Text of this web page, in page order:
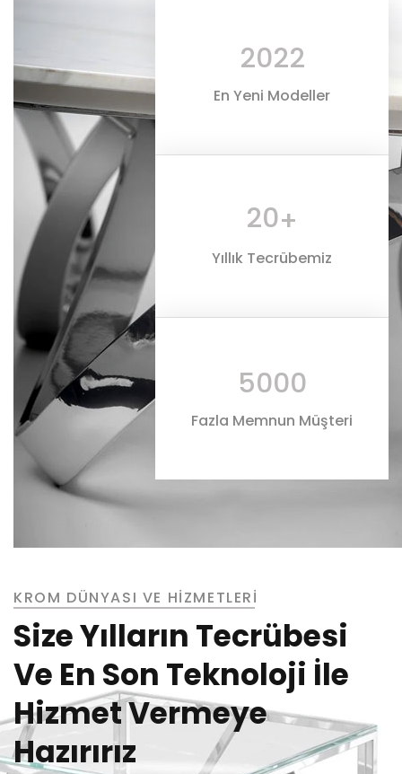
2022
En Yeni Modeller
20+
Yıllık Tecrübemiz
5000
Fazla Memnun Müşteri
KROM DÜNYASI VE HİZMETLERİ
Size Yılların Tecrübesi
Ve En Son Teknoloji İle
Hizmet Vermeye
Hazırırız